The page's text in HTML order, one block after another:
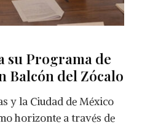
su Programa de
Balcón del Zócalo
y la Ciudad de México
horizonte a través de